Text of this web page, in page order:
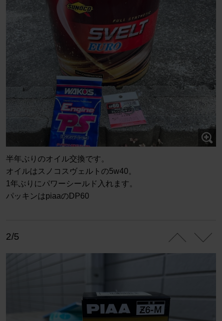
半年ぶりのオイル交換です。
オイルはスノコスヴェルトの5w40。
1年ぶりにパワーシールド入れます。
パッキンはpiaaのDP60
2/5